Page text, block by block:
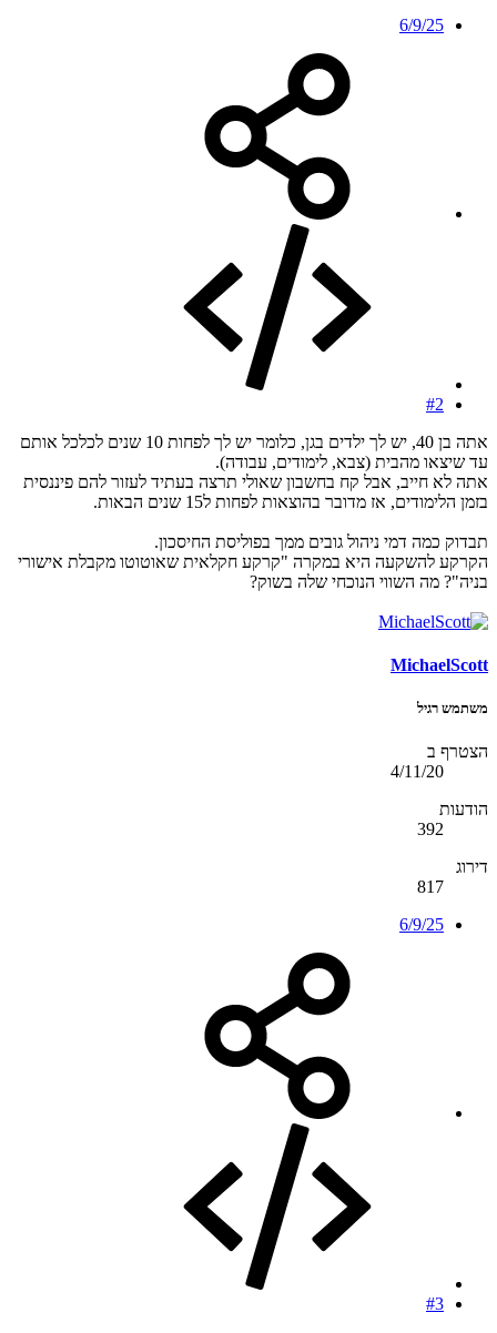
6/9/25
#2
אתה בן 40, יש לך ילדים בגן, כלומר יש לך לפחות 10 שנים לכלכל אותם
עד שיצאו מהבית (צבא, לימודים, עבודה).
אתה לא חייב, אבל קח בחשבון שאולי תרצה בעתיד לעזור להם פיננסית
בזמן הלימודים, אז מדובר בהוצאות לפחות ל15 שנים הבאות.
תבדוק כמה דמי ניהול גובים ממך בפוליסת החיסכון.
הקרקע להשקעה היא במקרה "קרקע חקלאית שאוטוטו מקבלת אישורי
בניה"? מה השווי הנוכחי שלה בשוק?
MichaelScott
משתמש רגיל
הצטרף ב
4/11/20
הודעות
392
דירוג
817
6/9/25
#3